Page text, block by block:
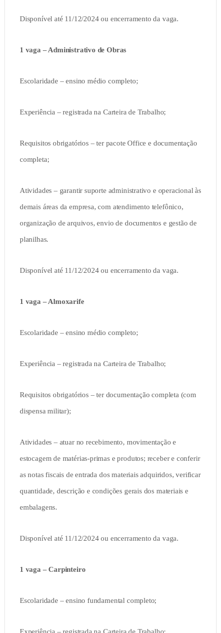
Disponível até 11/12/2024 ou encerramento da vaga.
1 vaga – Administrativo de Obras
Escolaridade – ensino médio completo;
Experiência – registrada na Carteira de Trabalho;
Requisitos obrigatórios – ter pacote Office e documentação
completa;
Atividades – garantir suporte administrativo e operacional às
demais áreas da empresa, com atendimento telefônico,
organização de arquivos, envio de documentos e gestão de
planilhas.
Disponível até 11/12/2024 ou encerramento da vaga.
1 vaga – Almoxarife
Escolaridade – ensino médio completo;
Experiência – registrada na Carteira de Trabalho;
Requisitos obrigatórios – ter documentação completa (com
dispensa militar);
Atividades – atuar no recebimento, movimentação e
estocagem de matérias-primas e produtos; receber e conferir
as notas fiscais de entrada dos materiais adquiridos, verificar
quantidade, descrição e condições gerais dos materiais e
embalagens.
Disponível até 11/12/2024 ou encerramento da vaga.
1 vaga – Carpinteiro
Escolaridade – ensino fundamental completo;